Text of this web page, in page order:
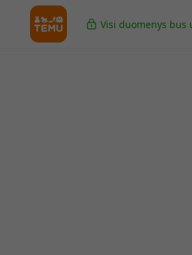
Visi duomenys bus